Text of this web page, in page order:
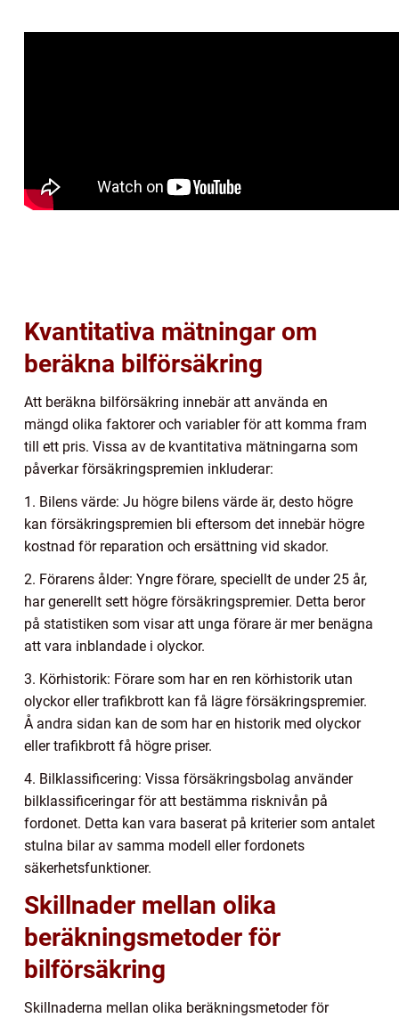
Kvantitativa mätningar om
beräkna bilförsäkring
Att beräkna bilförsäkring innebär att använda en
mängd olika faktorer och variabler för att komma fram
till ett pris. Vissa av de kvantitativa mätningarna som
påverkar försäkringspremien inkluderar:
1. Bilens värde: Ju högre bilens värde är, desto högre
kan försäkringspremien bli eftersom det innebär högre
kostnad för reparation och ersättning vid skador.
2. Förarens ålder: Yngre förare, speciellt de under 25 år,
har generellt sett högre försäkringspremier. Detta beror
på statistiken som visar att unga förare är mer benägna
att vara inblandade i olyckor.
3. Körhistorik: Förare som har en ren körhistorik utan
olyckor eller trafikbrott kan få lägre försäkringspremier.
Å andra sidan kan de som har en historik med olyckor
eller trafikbrott få högre priser.
4. Bilklassificering: Vissa försäkringsbolag använder
bilklassificeringar för att bestämma risknivån på
fordonet. Detta kan vara baserat på kriterier som antalet
stulna bilar av samma modell eller fordonets
säkerhetsfunktioner.
Skillnader mellan olika
beräkningsmetoder för
bilförsäkring
Skillnaderna mellan olika beräkningsmetoder för